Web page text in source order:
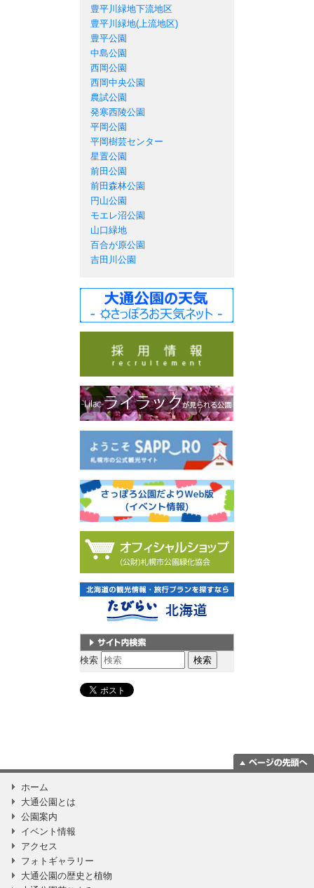
豊平川緑地下流地区
豊平川緑地(上流地区)
豊平公園
中島公園
西岡公園
西岡中央公園
農試公園
発寒西陵公園
平岡公園
平岡樹芸センター
星置公園
前田公園
前田森林公園
円山公園
モエレ沼公園
山口緑地
百合が原公園
吉田川公園
サイト内検索
検索
ホーム
大通公園とは
公園案内
イベント情報
アクセス
フォトギャラリー
大通公園の歴史と植物